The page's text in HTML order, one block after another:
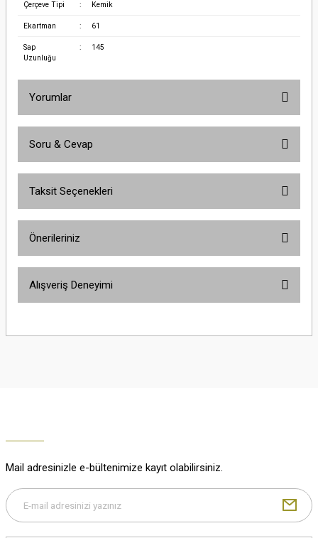
Çerçeve Tipi : Kemik
Ekartman : 61
Sap
Uzunluğu
: 145
Yorumlar
Soru & Cevap
Taksit Seçenekleri
Önerileriniz
yetersiz gördüğünüz noktaları öneri formunu kullanarak tarafımıza
Gönder
Alışveriş Deneyimi
M... K... | 29/12/2025
Mail adresinizle e-bültenimize kayıt olabilirsiniz.